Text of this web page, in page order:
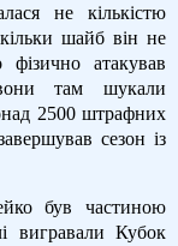
не кількістю
шайб він не
атакував
там шукали
2500 штрафних
сезон із
був частиною
вигравали Кубок